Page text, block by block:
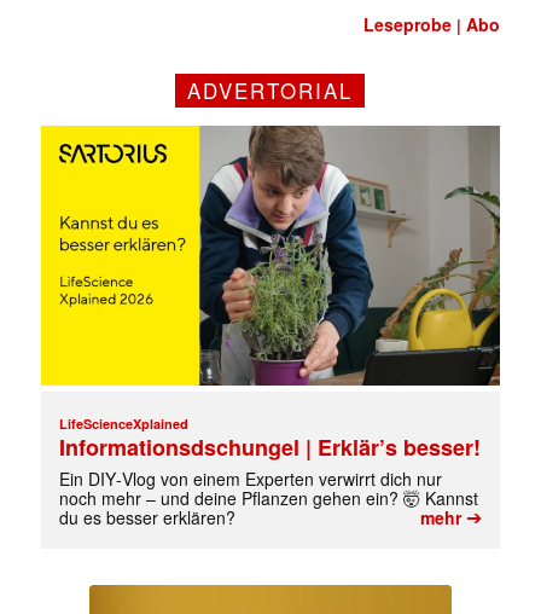
Leseprobe |Abo
ADVERTORIAL
LifeScienceXplained
Informationsdschungel | Erklär’s besser!
Ein DIY‑Vlog von einem Experten verwirrt dich nur
noch mehr – und deine Pflanzen gehen ein? 🤯 Kannst
du es besser erklären?
mehr➔